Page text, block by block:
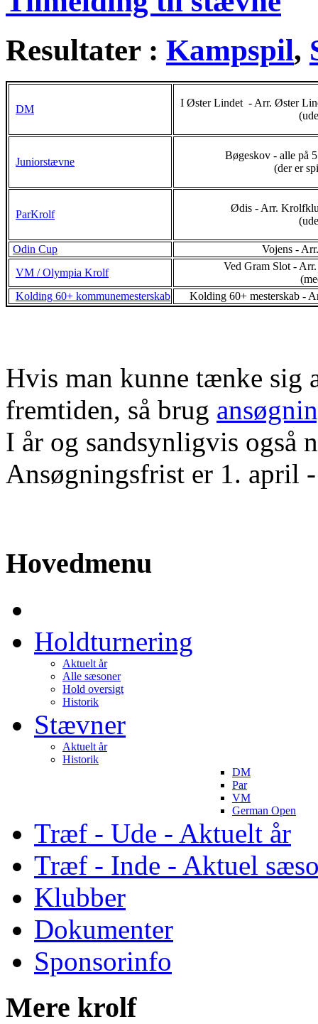
Resultater : Kampspil,
DM
I Øster Lindet - Arr. Øster
Juniorstævne
Bøgeskov - alle på
(der er
ParKrolf
Ødis - Arr.
Odin Cup
Vojens -
VM / Olympia Krolf
Ved Gram Slot -
Kolding 60+ kommunemesterskab
Kolding 60+ mesterskab -
Hvis man kunne tænke sig
fremtiden, så brug
I år og sandsynligvis også
Ansøgningsfrist er 1. april
Hovedmenu
Holdturnering
Aktuelt år
Alle sæsoner
Hold oversigt
Historik
Stævner
Aktuelt år
Historik
DM
Par
VM
German Open
Træf - Ude - Aktuelt år
Træf - Inde - Aktuel
Klubber
Dokumenter
Sponsorinfo
Mere krolf